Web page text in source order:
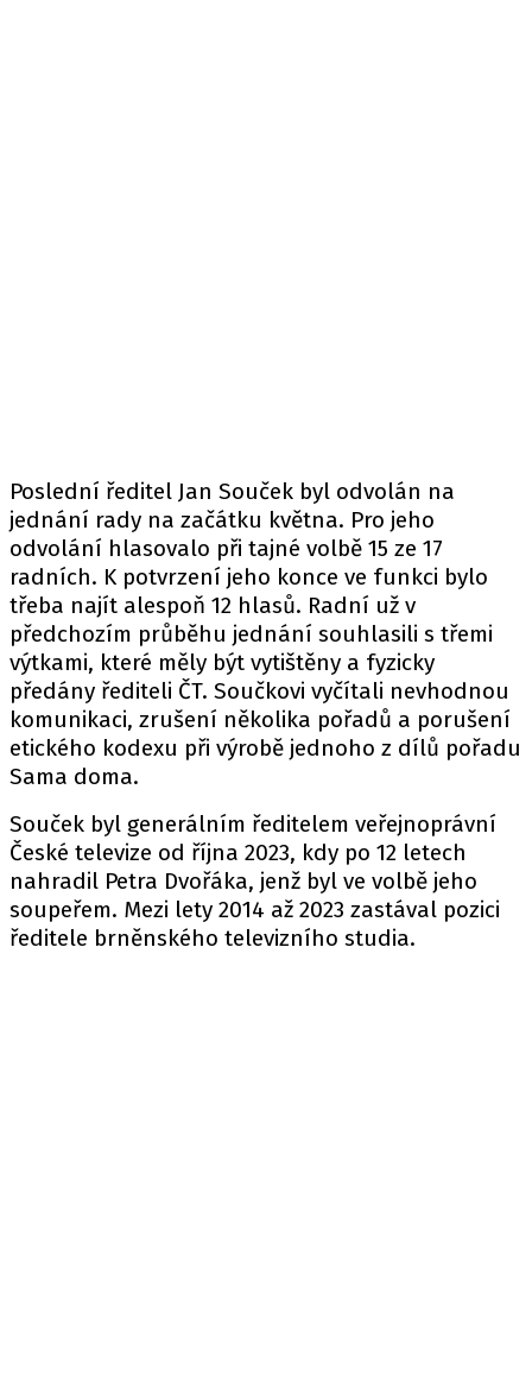
Poslední ředitel Jan Souček byl odvolán na
jednání rady na začátku května. Pro jeho
odvolání hlasovalo při tajné volbě 15 ze 17
radních. K potvrzení jeho konce ve funkci bylo
třeba najít alespoň 12 hlasů. Radní už v
předchozím průběhu jednání souhlasili s třemi
výtkami, které měly být vytištěny a fyzicky
předány řediteli ČT. Součkovi vyčítali nevhodnou
komunikaci, zrušení několika pořadů a porušení
etického kodexu při výrobě jednoho z dílů pořadu
Sama doma.
Souček byl generálním ředitelem veřejnoprávní
České televize od října 2023, kdy po 12 letech
nahradil Petra Dvořáka, jenž byl ve volbě jeho
soupeřem. Mezi lety 2014 až 2023 zastával pozici
ředitele brněnského televizního studia.